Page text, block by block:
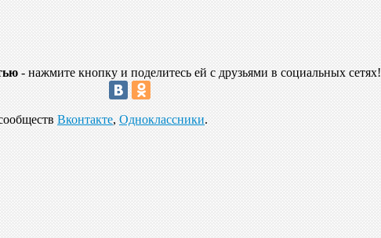
- нажмите кнопку и поделитесь ей с друзьями в социальных сетях!
Вконтакте, Одноклассники.